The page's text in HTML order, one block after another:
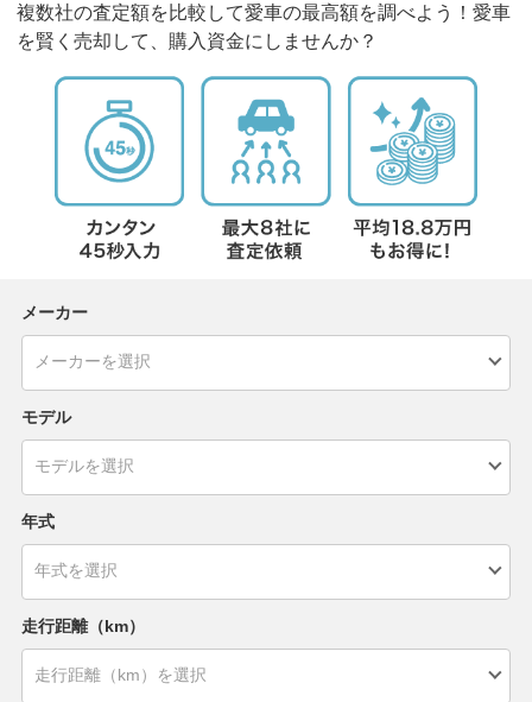
複数社の査定額を比較して愛車の最高額を調べよう！愛車
を賢く売却して、購入資金にしませんか？
メーカー
モデル
年式
走行距離（km）